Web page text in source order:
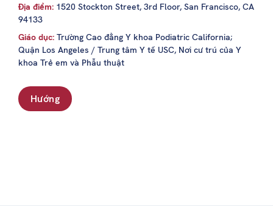
Địa điểm: 1520 Stockton Street, 3rd Floor, San Francisco, CA
94133
Giáo dục: Trường Cao đẳng Y khoa Podiatric California;
Quận Los Angeles / Trung tâm Y tế USC, Nơi cư trú của Y
khoa Trẻ em và Phẫu thuật
Hướng